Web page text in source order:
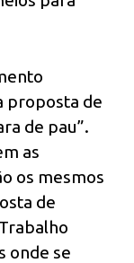
proposta de
de pau”.
as
os mesmos
de
onde se